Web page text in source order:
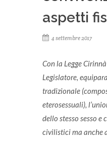
aspetti
4 settembre 2017
Con la Legge
Legislatore,
tradizionale
eterosessuali),
dello stesso sesso e
civilistici ma anche